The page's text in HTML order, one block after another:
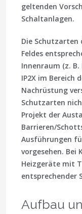
geltenden
Schaltanlagen.
Die Schutzarten
Feldes
Innenraum (z.
IP2X im Bereich
Nachrüstung
Schutzarten
Projekt der
Barrieren/
Ausführungen
vorgesehen. Bei
Heizgeräte mit
entsprechender
Aufbau